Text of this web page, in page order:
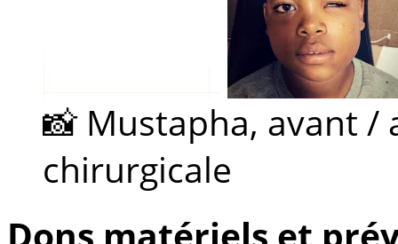
📸 Mustapha, avant /
chirurgicale